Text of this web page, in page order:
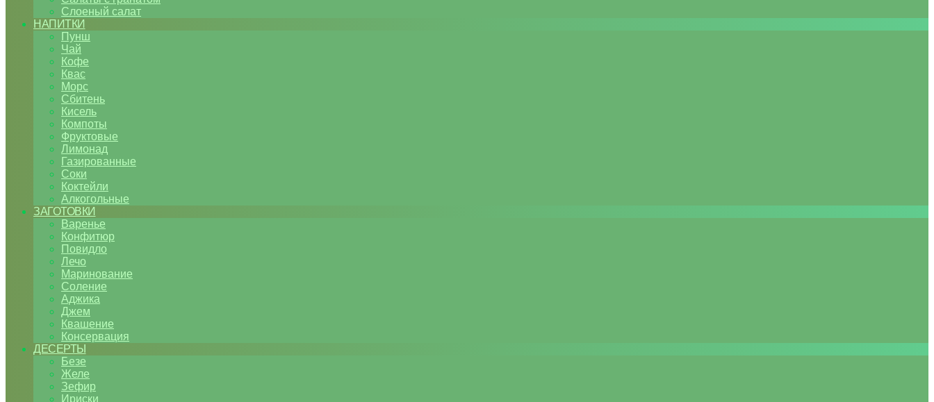
Слоеный салат
НАПИТКИ
Пунш
Чай
Кофе
Квас
Морс
Сбитень
Кисель
Компоты
Фруктовые
Лимонад
Газированные
Соки
Коктейли
Алкогольные
ЗАГОТОВКИ
Варенье
Конфитюр
Повидло
Лечо
Маринование
Соление
Аджика
Джем
Квашение
Консервация
ДЕСЕРТЫ
Безе
Желе
Зефир
Ириски